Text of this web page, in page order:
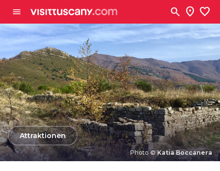
menu search location_on favorite
Photo ©Katia Boccanera
arrow_backAttraktionen